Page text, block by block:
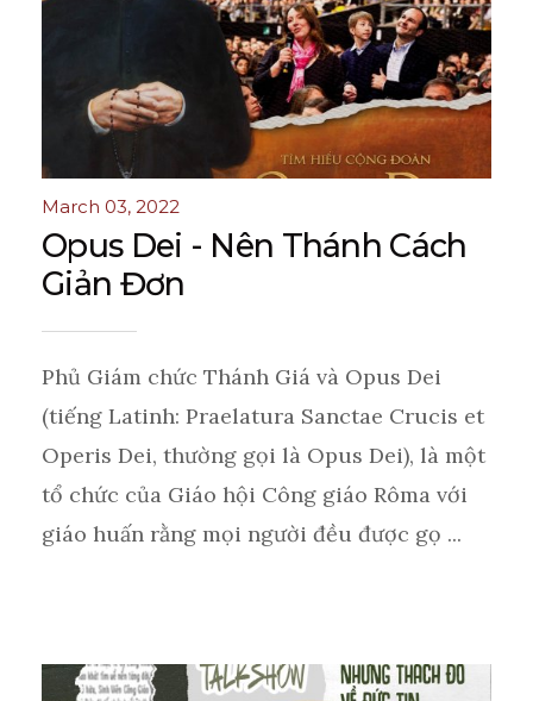
March 03, 2022
Opus Dei - Nên Thánh Cách
Giản Đơn
Phủ Giám chức Thánh Giá và Opus Dei
(tiếng Latinh: Praelatura Sanctae Crucis et
Operis Dei, thường gọi là Opus Dei), là một
tổ chức của Giáo hội Công giáo Rôma với
giáo huấn rằng mọi người đều được gọ ...